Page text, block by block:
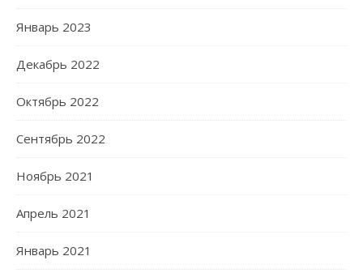
Январь 2023
Декабрь 2022
Октябрь 2022
Сентябрь 2022
Ноябрь 2021
Апрель 2021
Январь 2021